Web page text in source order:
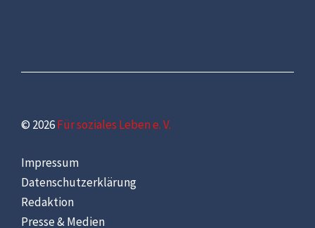
© 2026Für soziales Leben e. V.
Impressum
Datenschutzerklärung
Redaktion
Presse & Medien